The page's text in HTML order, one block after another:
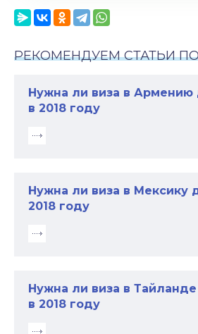
РЕКОМЕНДУЕМ СТАТЬИ
Нужна ли виза в Армению
в 2018 году
Нужна ли виза в Мексику
2018 году
Нужна ли виза в
в 2018 году